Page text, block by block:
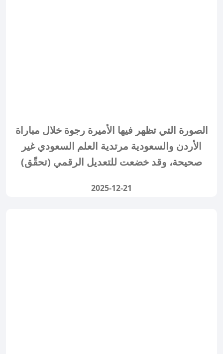
الصورة التي تظهر فيها الأميرة رجوة خلال مباراة
الأردن والسعودية مرتدية العلم السعودي غير
صحيحة، وقد خضعت للتعديل الرقمي (تحقّق)
2025-12-21